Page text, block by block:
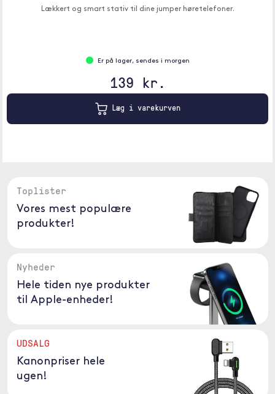
Lækkert og smart stativ til dine jumper høretelefoner.
Er på lager, sendes i morgen
139 kr.
Læg i varekurven
Toplister
Vores mest populære
produkter!
Nyheder
Hele tiden nye produkter
til Apple-enheder!
UDSALG
Kanonpriser hele
ugen!